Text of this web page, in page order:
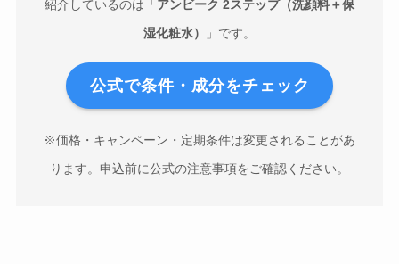
紹介しているのは「 アンビーク 2ステップ（洗顔料＋保
湿化粧水）
」です。
公式で条件・成分をチェック
※価格・キャンペーン・定期条件は変更されることがあ
ります。申込前に公式の注意事項をご確認ください。